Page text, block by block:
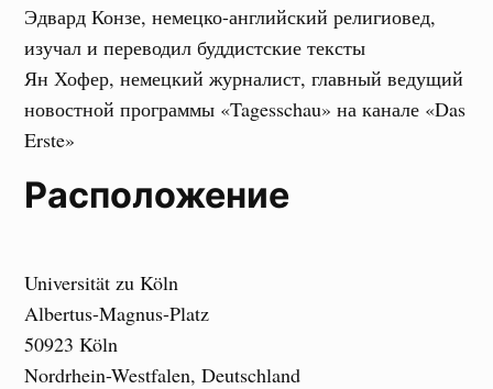
Эдвард Конзе, немецко-английский религиовед,
изучал и переводил буддистские тексты
Ян Хофер, немецкий журналист, главный ведущий
новостной программы «Tagesschau» на канале «Das
Erste»
Расположение
Universität zu Köln
Albertus-Magnus-Platz
50923 Köln
Nordrhein-Westfalen, Deutschland